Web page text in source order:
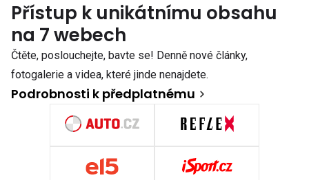
Přístup k unikátnímu obsahu
na 7 webech
Čtěte, poslouchejte, bavte se! Denně nové články,
fotogalerie a videa, které jinde nenajdete.
Podrobnosti k předplatnému